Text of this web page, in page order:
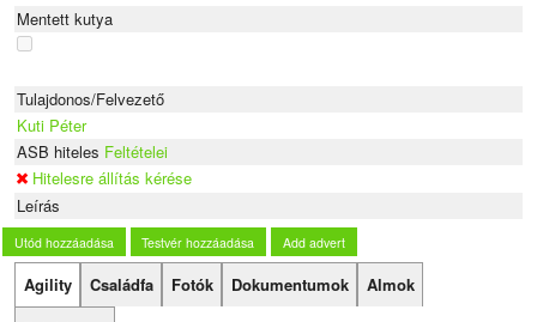
Mentett kutya
Tulajdonos/Felvezető
Kuti Péter
ASB hiteles Feltételei
Hitelesre állítás kérése
Leírás
Utód hozzáadása Testvér hozzáadása Add advert
Agility Családfa Fotók Dokumentumok
Almok